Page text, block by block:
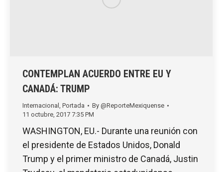
CONTEMPLAN ACUERDO ENTRE EU Y
CANADÁ: TRUMP
Internacional Portada By @ReporteMexiquense
11 octubre, 2017 7:35 PM
WASHINGTON, EU.- Durante una reunión con
el presidente de Estados Unidos, Donald
Trump y el primer ministro de Canadá, Justin